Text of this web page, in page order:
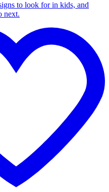
to look for in kids, and
next.